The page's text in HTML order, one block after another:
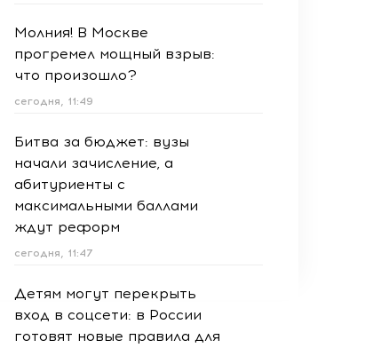
Молния! В Москве
прогремел мощный взрыв:
что произошло?
сегодня, 11:49
Битва за бюджет: вузы
начали зачисление, а
абитуриенты с
максимальными баллами
ждут реформ
сегодня, 11:47
Детям могут перекрыть
вход в соцсети: в России
готовят новые правила для